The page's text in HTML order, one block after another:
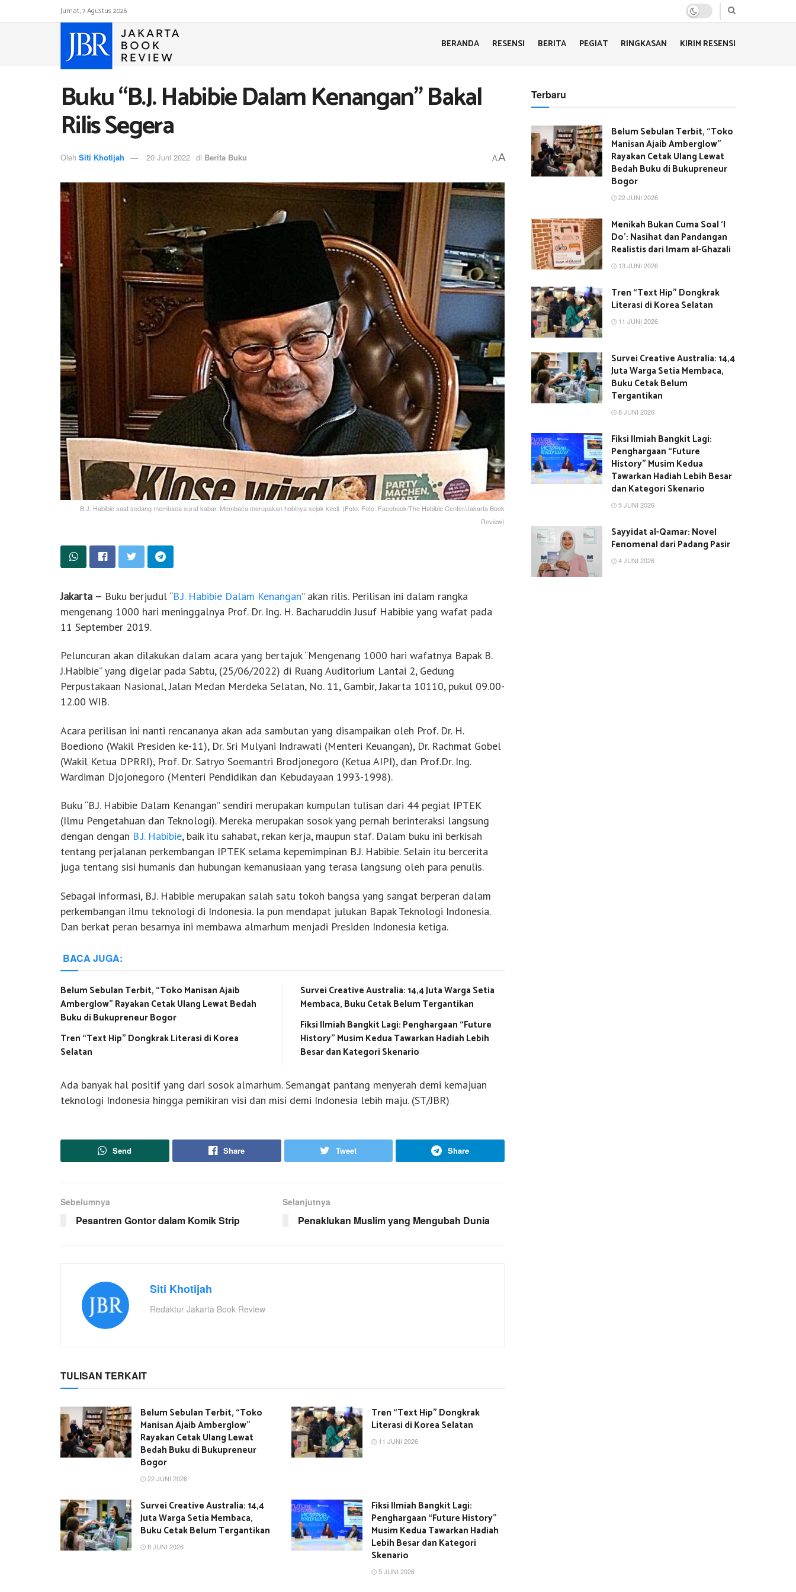
Jumat, 7 Agustus 2026
BERANDA RESENSI BERITA PEGIAT RINGKASAN KIRIM RESENSI
Buku “B.J. Habibie Dalam Kenangan” Bakal
Rilis Segera
Oleh Siti Khotijah 20 Juni 2022 di Berita Buku AA
B.J. Habibie saat sedang membaca surat kabar. Membaca merupakan hobinya sejak kecil. (Foto: Foto: Facebook/The Habibie Center/Jakarta Book
Review)
Jakarta – Buku berjudul “B.J. Habibie Dalam Kenangan” akan rilis. Perilisan ini dalam rangka
mengenang 1000 hari meninggalnya Prof. Dr. Ing. H. Bacharuddin Jusuf Habibie yang wafat pada
11 September 2019.
Peluncuran akan dilakukan dalam acara yang bertajuk “Mengenang 1000 hari wafatnya Bapak B.
J.Habibie” yang digelar pada Sabtu, (25/06/2022) di Ruang Auditorium Lantai 2, Gedung
Perpustakaan Nasional, Jalan Medan Merdeka Selatan, No. 11, Gambir, Jakarta 10110, pukul 09.00-
12.00 WIB.
Acara perilisan ini nanti rencananya akan ada sambutan yang disampaikan oleh Prof. Dr. H.
Boediono (Wakil Presiden ke-11), Dr. Sri Mulyani Indrawati (Menteri Keuangan), Dr. Rachmat Gobel
(Wakil Ketua DPRRI), Prof. Dr. Satryo Soemantri Brodjonegoro (Ketua AIPI), dan Prof.Dr. Ing.
Wardiman Djojonegoro (Menteri Pendidikan dan Kebudayaan 1993-1998).
Buku “B.J. Habibie Dalam Kenangan” sendiri merupakan kumpulan tulisan dari 44 pegiat IPTEK
(Ilmu Pengetahuan dan Teknologi). Mereka merupakan sosok yang pernah berinteraksi langsung
dengan dengan B.J. Habibie, baik itu sahabat, rekan kerja, maupun staf. Dalam buku ini berkisah
tentang perjalanan perkembangan IPTEK selama kepemimpinan B.J. Habibie. Selain itu bercerita
juga tentang sisi humanis dan hubungan kemanusiaan yang terasa langsung oleh para penulis.
Sebagai informasi, B.J. Habibie merupakan salah satu tokoh bangsa yang sangat berperan dalam
perkembangan ilmu teknologi di Indonesia. Ia pun mendapat julukan Bapak Teknologi Indonesia.
Dan berkat peran besarnya ini membawa almarhum menjadi Presiden Indonesia ketiga.
BACA JUGA:
Belum Sebulan Terbit, “Toko Manisan Ajaib
Amberglow” Rayakan Cetak Ulang Lewat Bedah
Buku di Bukupreneur Bogor
Tren “Text Hip” Dongkrak Literasi di Korea
Selatan
Survei Creative Australia: 14,4 Juta Warga Setia
Membaca, Buku Cetak Belum Tergantikan
Fiksi Ilmiah Bangkit Lagi: Penghargaan “Future
History” Musim Kedua Tawarkan Hadiah Lebih
Besar dan Kategori Skenario
Ada banyak hal positif yang dari sosok almarhum. Semangat pantang menyerah demi kemajuan
teknologi Indonesia hingga pemikiran visi dan misi demi Indonesia lebih maju. (ST/JBR)
Send Share Tweet Share
Sebelumnya
Pesantren Gontor dalam Komik Strip
Selanjutnya
Penaklukan Muslim yang Mengubah Dunia
Siti Khotijah
Redaktur Jakarta Book Review
TULISAN TERKAIT
Belum Sebulan Terbit, “Toko
Manisan Ajaib Amberglow”
Rayakan Cetak Ulang Lewat
Bedah Buku di Bukupreneur
Bogor
22 JUNI 2026
Tren “Text Hip” Dongkrak
Literasi di Korea Selatan
11 JUNI 2026
Survei Creative Australia: 14,4
Juta Warga Setia Membaca,
Buku Cetak Belum Tergantikan
8 JUNI 2026
Fiksi Ilmiah Bangkit Lagi:
Penghargaan “Future History”
Musim Kedua Tawarkan Hadiah
Lebih Besar dan Kategori
Skenario
5 JUNI 2026
Terbaru
Belum Sebulan Terbit, “Toko
Manisan Ajaib Amberglow”
Rayakan Cetak Ulang Lewat
Bedah Buku di Bukupreneur
Bogor
22 JUNI 2026
Menikah Bukan Cuma Soal ‘I
Do’: Nasihat dan Pandangan
Realistis dari Imam al-Ghazali
13 JUNI 2026
Tren “Text Hip” Dongkrak
Literasi di Korea Selatan
11 JUNI 2026
Survei Creative Australia: 14,4
Juta Warga Setia Membaca,
Buku Cetak Belum
Tergantikan
8 JUNI 2026
Fiksi Ilmiah Bangkit Lagi:
Penghargaan “Future
History” Musim Kedua
Tawarkan Hadiah Lebih Besar
dan Kategori Skenario
5 JUNI 2026
Sayyidat al-Qamar: Novel
Fenomenal dari Padang Pasir
4 JUNI 2026